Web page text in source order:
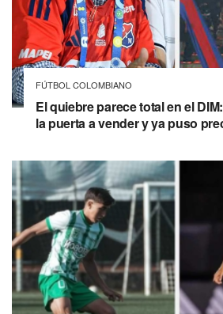
FÚTBOL COLOMBIANO
El quiebre parece total en el
la puerta a vender y ya puso